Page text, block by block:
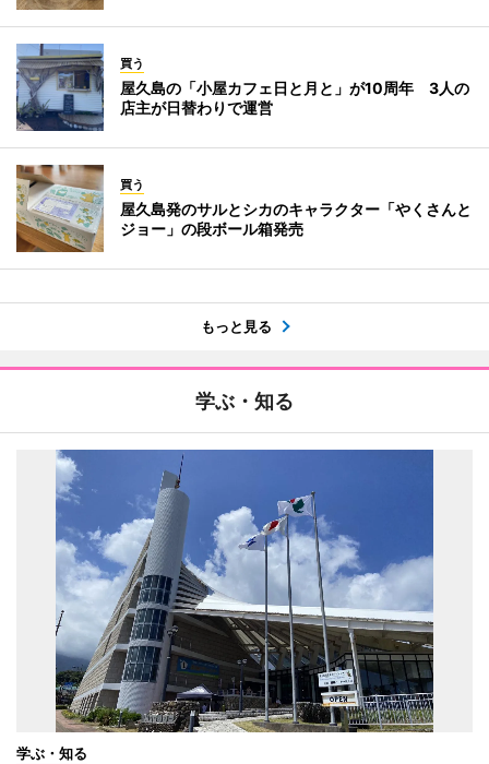
買う
屋久島の「小屋カフェ日と月と」が10周年 3人の
店主が日替わりで運営
買う
屋久島発のサルとシカのキャラクター「やくさんと
ジョー」の段ボール箱発売
もっと見る
学ぶ・知る
学ぶ・知る